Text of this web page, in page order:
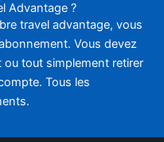
Advantage ?
travel advantage, vous
Vous devez
ou tout simplement retirer
Tous les